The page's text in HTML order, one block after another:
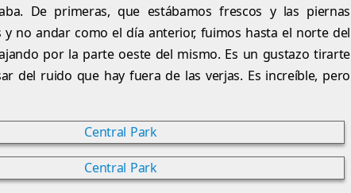
De primeras, que estábamos frescos y las piernas
y no andar como el día anterior, fuimos hasta el norte del
por la parte oeste del mismo. Es un gustazo tirarte
del ruido que hay fuera de las verjas. Es increíble, pero